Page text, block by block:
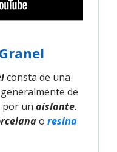
consta de una
de
por un aislante.
o resina